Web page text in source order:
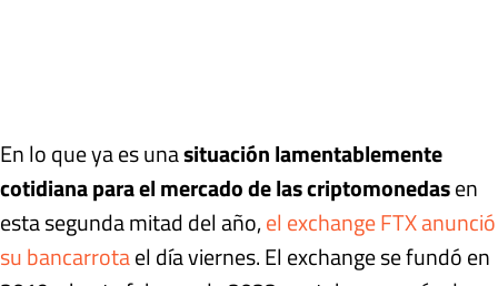
En lo que ya es unasituación lamentablemente
cotidiana para el mercado de las criptomonedasen
esta segunda mitad del año,el exchange FTX anunció
su bancarrotael día viernes. El exchange se fundó en